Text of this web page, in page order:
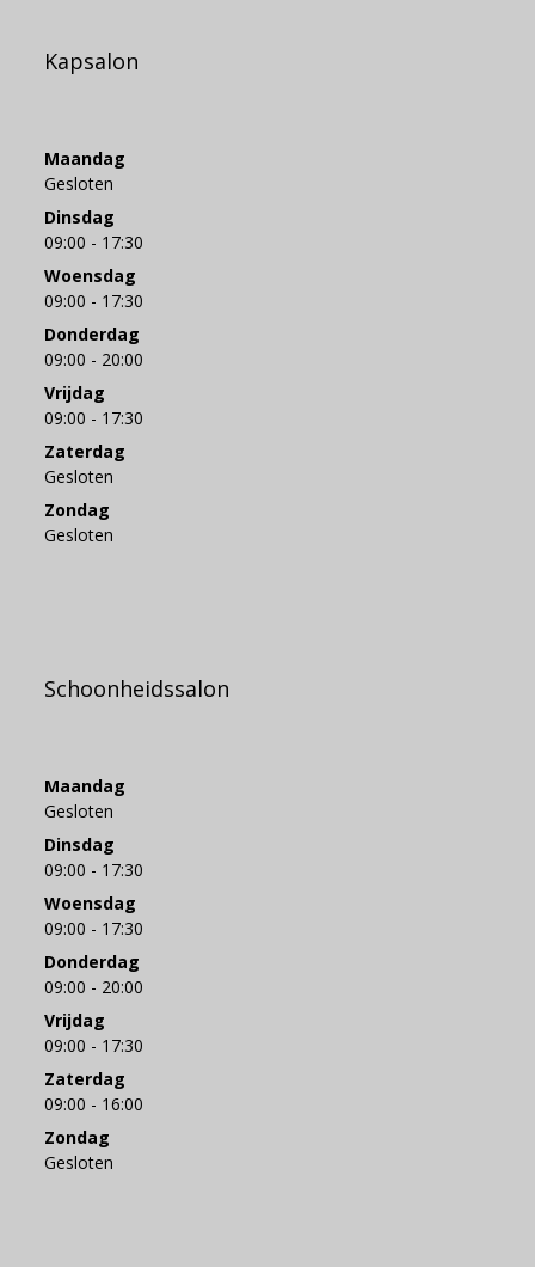
Kapsalon
Maandag
Gesloten
Dinsdag
09:00 - 17:30
Woensdag
09:00 - 17:30
Donderdag
09:00 - 20:00
Vrijdag
09:00 - 17:30
Zaterdag
Gesloten
Zondag
Gesloten
Schoonheidssalon
Maandag
Gesloten
Dinsdag
09:00 - 17:30
Woensdag
09:00 - 17:30
Donderdag
09:00 - 20:00
Vrijdag
09:00 - 17:30
Zaterdag
09:00 - 16:00
Zondag
Gesloten